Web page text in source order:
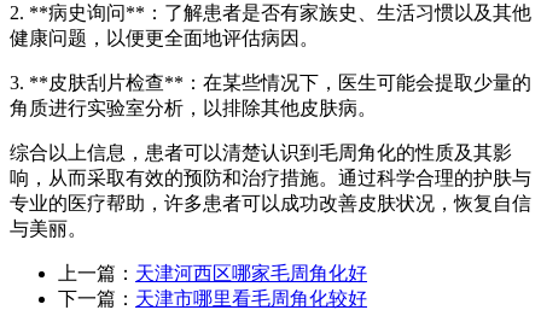
2. **病史询问**：了解患者是否有家族史、生活习惯以及其他
健康问题，以便更全面地评估病因。
3. **皮肤刮片检查**：在某些情况下，医生可能会提取少量的
角质进行实验室分析，以排除其他皮肤病。
综合以上信息，患者可以清楚认识到毛周角化的性质及其影
响，从而采取有效的预防和治疗措施。通过科学合理的护肤与
专业的医疗帮助，许多患者可以成功改善皮肤状况，恢复自信
与美丽。
上一篇： 天津河西区哪家毛周角化好
下一篇： 天津市哪里看毛周角化较好